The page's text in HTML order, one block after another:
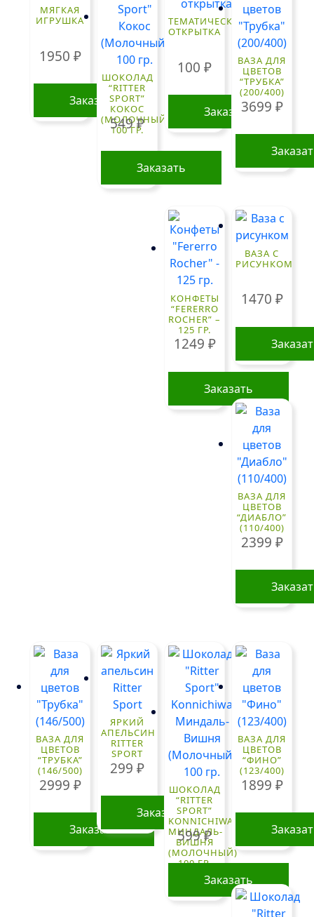
МЯГКАЯ
ИГРУШКА
1950 ₽
Заказать
ШОКОЛАД
“RITTER
SPORT”
КОКОС
(МОЛОЧНЫЙ)
100 ГР.
549₽
Заказать
ТЕМАТИЧЕСКАЯ
ОТКРЫТКА
100₽
Заказать
ВАЗА ДЛЯ
ЦВЕТОВ
“ТРУБКА”
(200/400)
3699 ₽
КОНФЕТЫ
“FERERRO
ROCHER” –
125 ГР.
1249 ₽
Заказать
ВАЗА С
РИСУНКОМ
1470 ₽
ВАЗА ДЛЯ
ЦВЕТОВ
“ДИАБЛО”
(110/400)
2399 ₽
ВАЗА ДЛЯ
ЦВЕТОВ
“ТРУБКА”
(146/500)
2999 ₽
Заказать
ЯРКИЙ
АПЕЛЬСИН
RITTER
SPORT
299₽
Заказать
ШОКОЛАД
“RITTER
SPORT”
KONNICHIWA
МИНДАЛЬ-
ВИШНЯ
(МОЛОЧНЫЙ)
100 ГР.
599₽
Заказать
ВАЗА ДЛЯ
ЦВЕТОВ
“ФИНО”
(123/400)
1899 ₽